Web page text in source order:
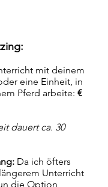
:
mit deinem
eine Einheit, in
Pferd arbeite: €
dauert ca. 30
Da ich öfters
Unterricht
die Option,